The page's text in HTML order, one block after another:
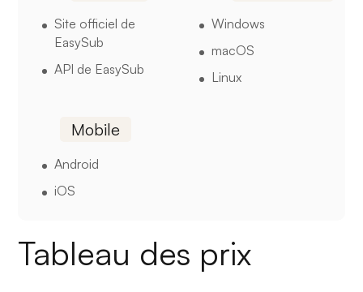
Site officiel de
EasySub
API de EasySub
Windows
macOS
Linux
Mobile
Android
iOS
Tableau des prix